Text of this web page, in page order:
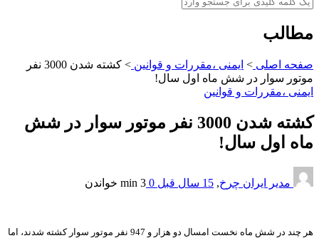
مطالب
صفحه اصلی > ایمنی ،مقررات و قوانین >
کشته شدن 3000 نفر
موتور سوار در شش ماه اول سال!
ایمنی ،مقررات و قوانین
کشته شدن 3000 نفر موتور سوار در شش
ماه اول سال!
مدیر ایران چرخ, 15 سال قبل 0
3 min خواندن
هر چند در شش ماه نخست امسال دو هزار و 947 نفر موتور سوار کشته شدند، اما